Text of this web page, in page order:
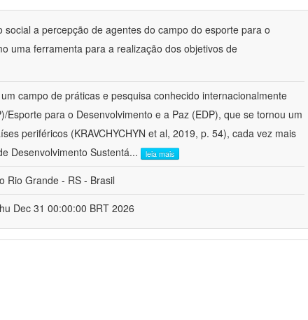
social a percepção de agentes do campo do esporte para o
uma ferramenta para a realização dos objetivos de
campo de práticas e pesquisa conhecido internacionalmente
Esporte para o Desenvolvimento e a Paz (EDP), que se tornou um
periféricos (KRAVCHYCHYN et al, 2019, p. 54), cada vez mais
Desenvolvimento Sustentá... leia mais
Rio Grande - RS - Brasil
Dec 31 00:00:00 BRT 2026